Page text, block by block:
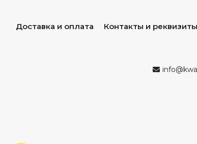
Доставка и оплата Контакты и реквизиты